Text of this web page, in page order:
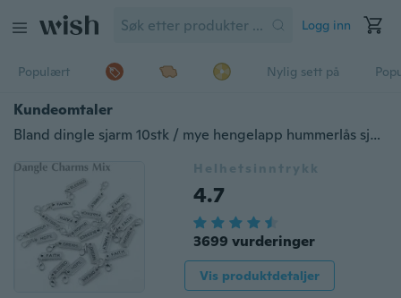
Logg inn
Populært Nylig sett på
Kundeomtaler
Bland dingle sjarm 10stk / mye hengelapp hummerlås sjarm DIY armbånd og armbånd flytende sjarm smykker tilbehør
Helhetsinntrykk
4.7
3699 vurderinger
Vis produktdetaljer